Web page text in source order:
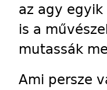
az agy
is a
mutassák
Ami persze